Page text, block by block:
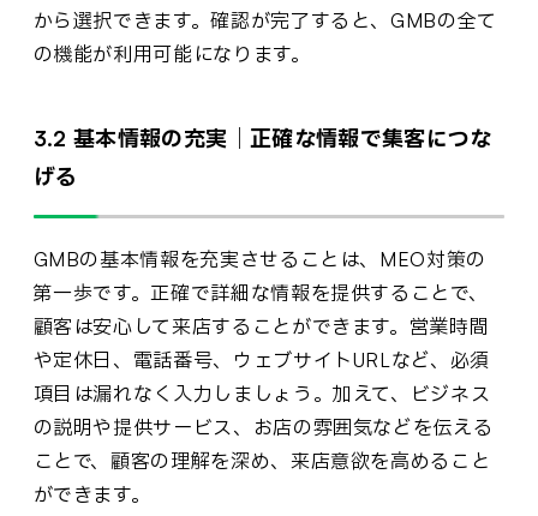
から選択できます。確認が完了すると、GMBの全て
の機能が利用可能になります。
3.2 基本情報の充実｜正確な情報で集客につな
げる
GMBの基本情報を充実させることは、MEO対策の
第一歩です。正確で詳細な情報を提供することで、
顧客は安心して来店することができます。営業時間
や定休日、電話番号、ウェブサイトURLなど、必須
項目は漏れなく入力しましょう。加えて、ビジネス
の説明や提供サービス、お店の雰囲気などを伝える
ことで、顧客の理解を深め、来店意欲を高めること
ができます。